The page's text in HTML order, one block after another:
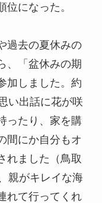
になった。
過去の夏休みの
、「盆休みの期
加しました。約
い出話に花が咲
ったり、家を購
間にか自分もオ
れました（鳥取
親がキレイな海
れて行ってくれ